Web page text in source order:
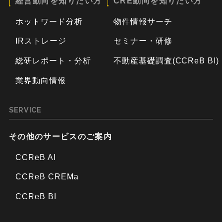
ホットワード分析
IRストレージ
総研レポート・分析
業界動向情報
物件情報サーチ
セミナー・研修
不動産基礎調査(CCReB BI)
SERVICE
その他のサービスのご案内
CCReB AI
CCReB CREMa
CCReB BI